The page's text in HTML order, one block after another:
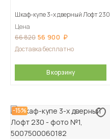
Шкаф-купе 3-х дверный Лофт 230
Цена
66 820 56 900
Доставка бесплатно
В корзину
-15%